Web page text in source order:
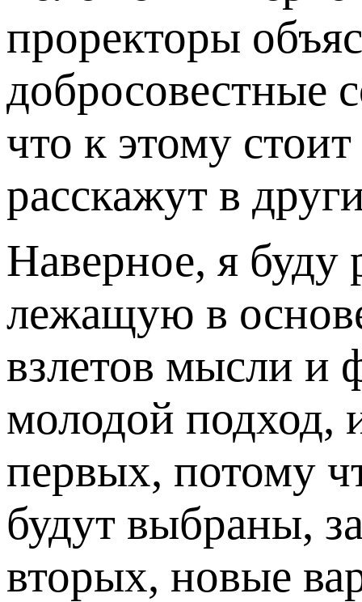
проректоры
добросовестные
что к этому
расскажут в
Наверное, я буду
лежащую в
взлетов мысли и
молодой подход,
первых, потому
будут выбраны,
вторых, новые